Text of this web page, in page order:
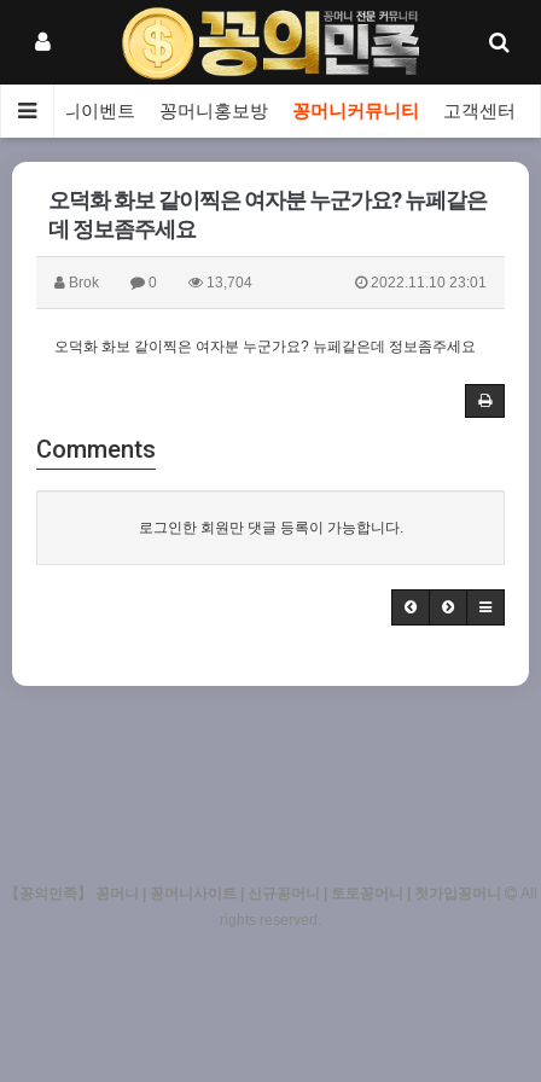
꽁머니이벤트 꽁머니홍보방 꽁머니커뮤니티 고객센터
오덕화 화보 같이찍은 여자분 누군가요? 뉴페같은
데 정보좀주세요
Brok 0 13,704 2022.11.10 23:01
오덕화 화보 같이찍은 여자분 누군가요? 뉴페같은데 정보좀주세요
Comments
로그인한 회원만 댓글 등록이 가능합니다.
【꽁의민족】 꽁머니 | 꽁머니사이트 | 신규꽁머니 | 토토꽁머니 | 첫가입꽁머니
All
rights reserved.